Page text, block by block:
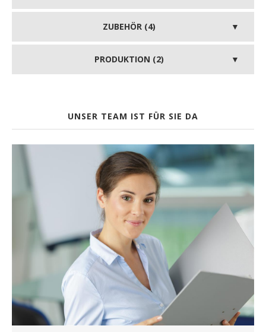
ZUBEHÖR (4)
PRODUKTION (2)
UNSER TEAM IST FÜR SIE DA